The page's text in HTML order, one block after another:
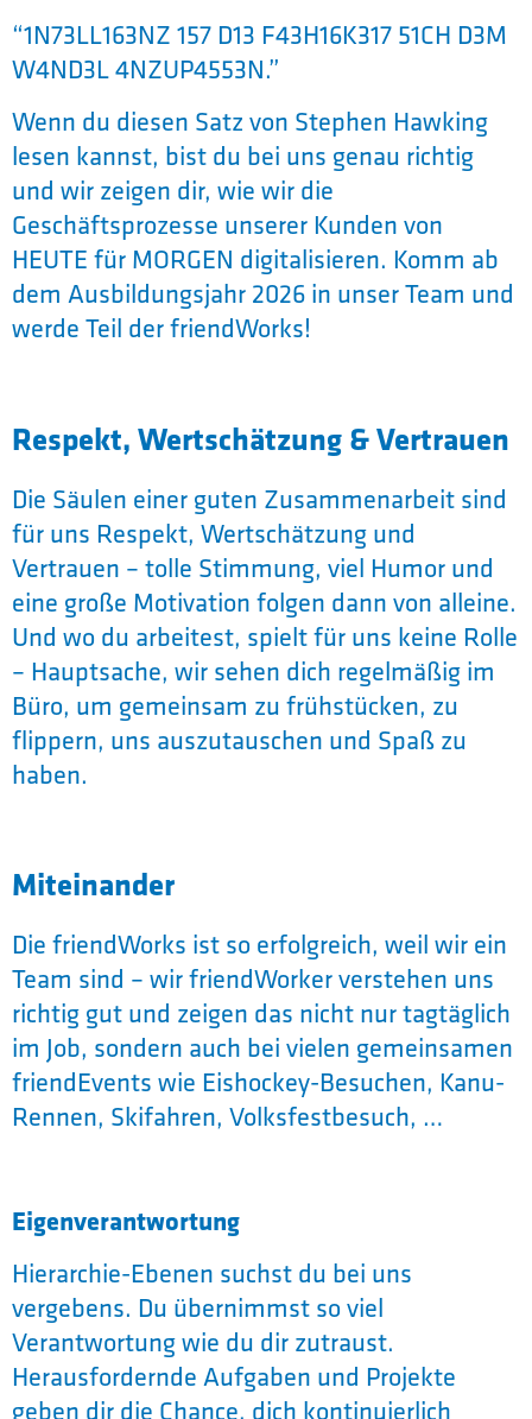
“1N73LL163NZ 157 D13 F43H16K317 51CH D3M
W4ND3L 4NZUP4553N.”
Wenn du diesen Satz von Stephen Hawking
lesen kannst, bist du bei uns genau richtig
und wir zeigen dir, wie wir die
Geschäftsprozesse unserer Kunden von
HEUTE für MORGEN digitalisieren. Komm ab
dem Ausbildungsjahr 2026 in unser Team und
werde Teil der friendWorks!
Respekt, Wertschätzung & Vertrauen
Die Säulen einer guten Zusammenarbeit sind
für uns Respekt, Wertschätzung und
Vertrauen – tolle Stimmung, viel Humor und
eine große Motivation folgen dann von alleine.
Und wo du arbeitest, spielt für uns keine Rolle
– Hauptsache, wir sehen dich regelmäßig im
Büro, um gemeinsam zu frühstücken, zu
flippern, uns auszutauschen und Spaß zu
haben.
Miteinander
Die friendWorks ist so erfolgreich, weil wir ein
Team sind – wir friendWorker verstehen uns
richtig gut und zeigen das nicht nur tagtäglich
im Job, sondern auch bei vielen gemeinsamen
friendEvents wie Eishockey-Besuchen, Kanu-
Rennen, Skifahren, Volksfestbesuch, …
Eigenverantwortung
Hierarchie-Ebenen suchst du bei uns
vergebens. Du übernimmst so viel
Verantwortung wie du dir zutraust.
Herausfordernde Aufgaben und Projekte
geben dir die Chance, dich kontinuierlich